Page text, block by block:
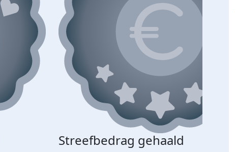
Streefbedrag gehaald